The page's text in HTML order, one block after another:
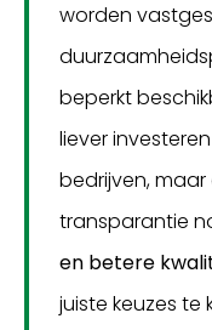
worden
beperkt
liever
bedrijven,
transparantie
en betere
juiste keuzes te